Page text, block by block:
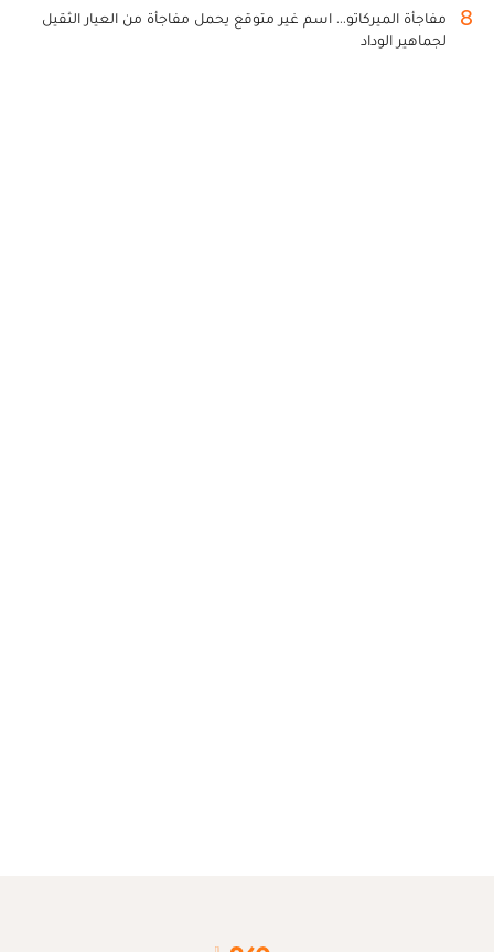
8
مفاجأة الميركاتو... اسم غير متوقع يحمل مفاجأة من العيار الثقيل
لجماهير الوداد